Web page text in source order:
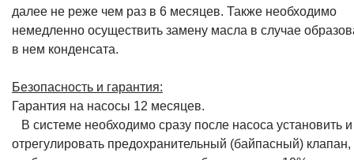
далее не реже чем раз в 6 месяцев. Также необходимо
немедленно осуществить замену масла в случае
в нем конденсата.
Безопасность и гарантия:
Гарантия на насосы 12 месяцев.
В системе необходимо сразу после насоса установить и
отрегулировать предохранительный (байпасный) клапан,